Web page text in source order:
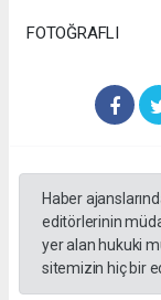
FOTOĞRAFLI
Haber
editörlerinin
yer alan hukuki
sitemizin hiç bir